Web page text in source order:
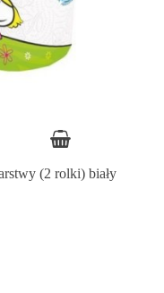
(2 rolki) biały